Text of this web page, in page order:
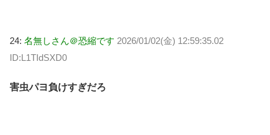
24: 名無しさん＠恐縮です 2026/01/02(金) 12:59:35.02
ID:L1TIdSXD0
害虫パヨ負けすぎだろ